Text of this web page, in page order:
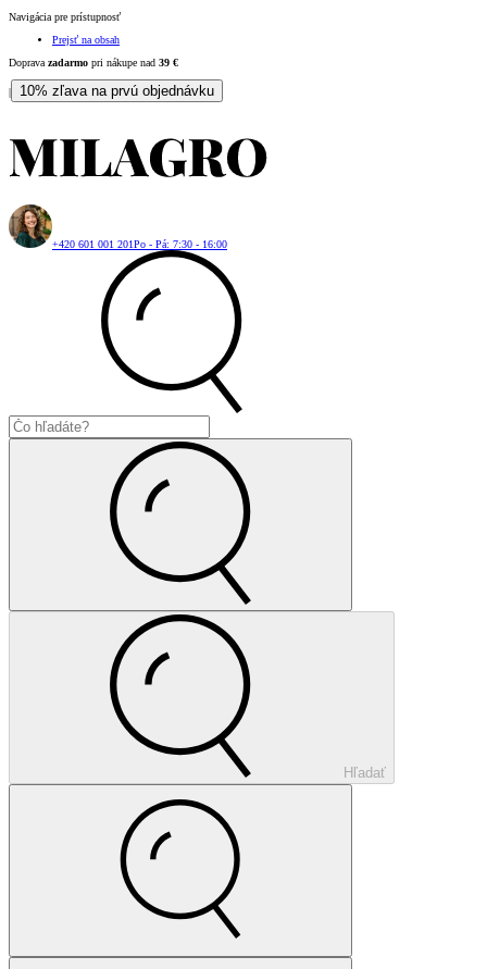
Navigácia pre prístupnosť
Prejsť na obsah
Doprava zadarmo pri nákupe nad 39 €
| 10% zľava na prvú objednávku
+420 601 001 201Po - Pá: 7:30 - 16:00
Hľadať